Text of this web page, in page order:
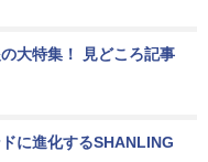
大特集！ 見どころ記事
に進化するSHANLING